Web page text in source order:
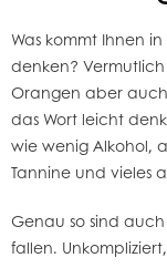
Was kommt Ihnen
denken?
Orangen aber auch
das Wort leicht
wie wenig Alkohol,
Tannine und vieles
Genau so sind
fallen.